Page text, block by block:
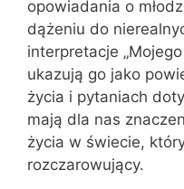
opowiadania o
dążeniu do
interpretacje
ukazują go jako
życia i pytaniach
mają dla nas
życia w świecie,
rozczarowujący.